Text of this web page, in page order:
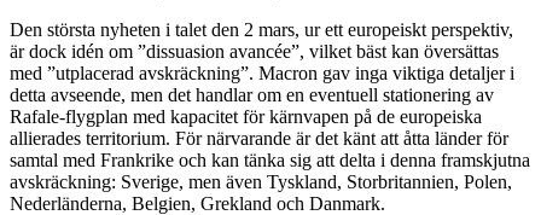
Den största nyheten i talet den 2 mars, ur ett europeiskt perspektiv,
är dock idén om ”dissuasion avancée”, vilket bäst kan översättas
med ”utplacerad avskräckning”. Macron gav inga viktiga detaljer i
detta avseende, men det handlar om en eventuell stationering av
Rafale-flygplan med kapacitet för kärnvapen på de europeiska
allierades territorium. För närvarande är det känt att åtta länder för
samtal med Frankrike och kan tänka sig att delta i denna framskjutna
avskräckning: Sverige, men även Tyskland, Storbritannien, Polen,
Nederländerna, Belgien, Grekland och Danmark.